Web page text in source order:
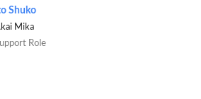
Shuko
Mika
Role